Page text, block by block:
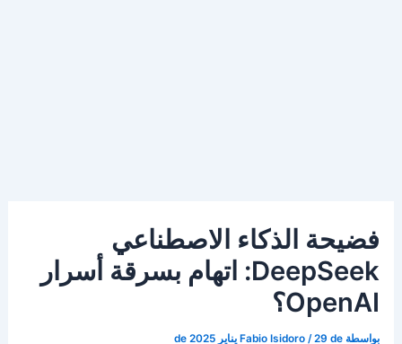
فضيحة الذكاء الاصطناعي
DeepSeek: اتهام بسرقة أسرار
OpenAI؟
بواسطة Fabio Isidoro /29 de يناير de 2025